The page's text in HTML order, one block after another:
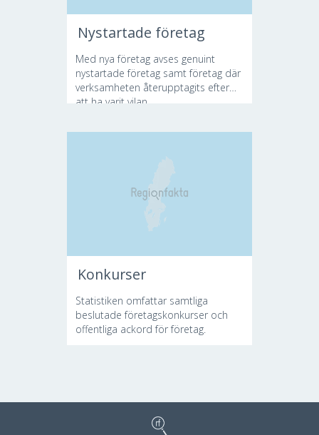
Nystartade företag
Med nya företag avses genuint
nystartade företag samt företag där
verksamheten återupptagits efter
att ha varit vilan...
Konkurser
Statistiken omfattar samtliga
beslutade företagskonkurser och
offentliga ackord för företag.